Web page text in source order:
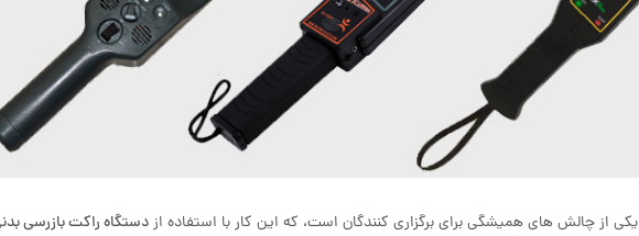
از چالش های همیشگی برای برگزاری کنندگان است، که این کار با استفاده ازدستگاه راکت بازرسی